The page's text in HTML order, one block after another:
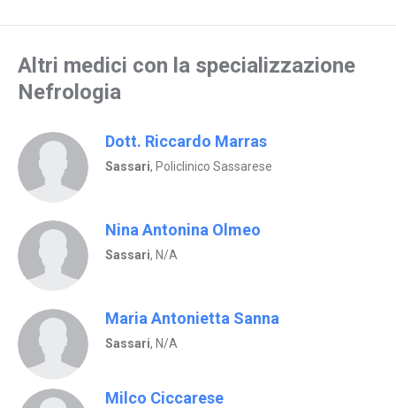
Altri medici con la specializzazione
Nefrologia
Dott. Riccardo Marras
Sassari, Policlinico Sassarese
Nina Antonina Olmeo
Sassari, N/A
Maria Antonietta Sanna
Sassari, N/A
Milco Ciccarese